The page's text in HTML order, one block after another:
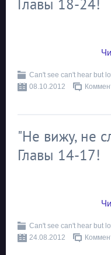
Главы 18-24!
Can't see can't hear but
08.10.2012
"Не вижу, не
Главы 14-17!
Can't see can't hear but
24.08.2012